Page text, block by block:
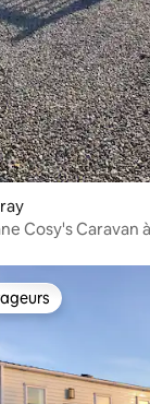
Cosy's Caravan